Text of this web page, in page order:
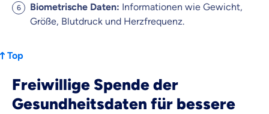
Biometrische Daten: Informationen wie Gewicht,
Größe, Blutdruck und Herzfrequenz.
Top
Freiwillige Spende der
Gesundheitsdaten für bessere